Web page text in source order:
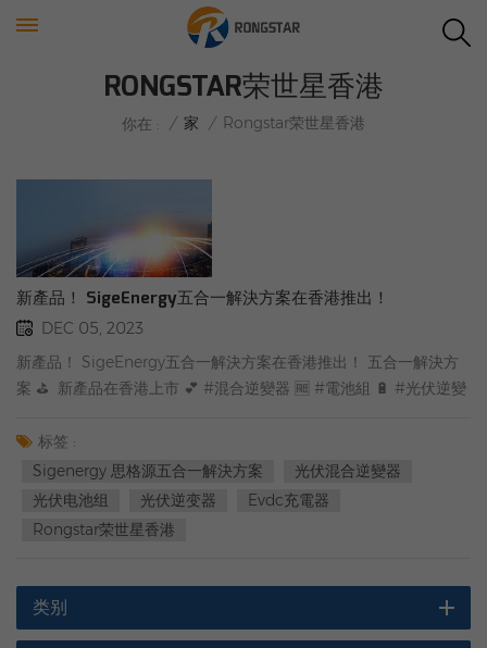
RONGSTAR荣世星香港
你在 : / 家 / Rongstar荣世星香港
新產品！ SigeEnergy五合一解決方案在香港推出！
DEC 05, 2023
新產品！ SigeEnergy五合一解決方案在香港推出！ 五合一解決方
案 ⛳ ️ 新產品在香港上市 💕 #混合逆變器 🆓 #電池組 🔋 #光伏逆變
網填寫表單聯繫我們
标签 :
Sigenergy 思格源五合一解決方案
光伏混合逆變器
光伏电池组
光伏逆变器
Evdc充電器
Rongstar荣世星香港
类别